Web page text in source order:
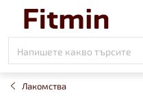
съдържанието
Лакомства